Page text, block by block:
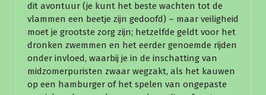
dit avontuur (je kunt het beste wachten tot de
vlammen een beetje zijn gedoofd) – maar veiligheid
moet je grootste zorg zijn; hetzelfde geldt voor het
dronken zwemmen en het eerder genoemde rijden
onder invloed, waarbij je in de inschatting van
midzomerpuristen zwaar wegzakt, als het kauwen
op een hamburger of het spelen van ongepaste